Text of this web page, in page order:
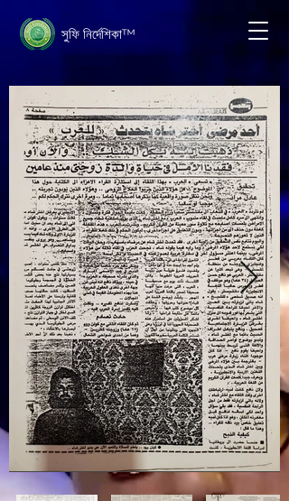
সুফি নির্দেশিকা™